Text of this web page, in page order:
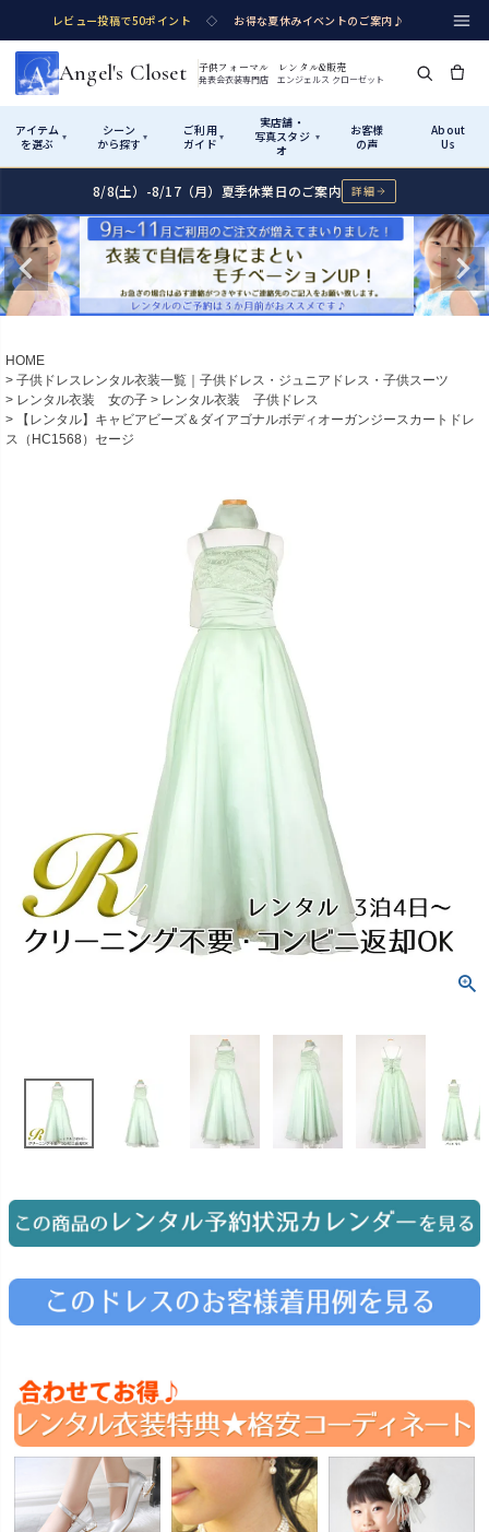
レビュー投稿で50ポイント ◇ お得な夏休みイベントのご案内♪
Angel's Closet 子供フォーマル レンタル&販売
発表会衣装専門店 エンジェルス クローゼット
アイテム
を選ぶ
▾
シーン
から探す ▾
ご利用
ガイド ▾
実店舗・
写真スタジ
オ
▾
お客様
の声
About
Us
Shop by Category アイテムから探す
カテゴリ詳細→ サイズで選ぶ→
Rentalレンタル
女の子ドレス
アウター
インナー・パニエ アクセサリー
ジュエリー 音楽雑貨
Shop by Occasion シーンから探す
性別・サイズで絞り込む→
発表会・コンクール
Wedding
結婚式
フラワーガール・リングボーイ・ゲ
スト
Graduation & Entrance
卒業式・入学式
きちんと感のあるフォーマル
Shichi-Go-San
3歳・5歳・7歳の晴れの日
How It Works ご利用ガイド
Startはじめに
01
02 サイズの選び方
測り方と目安
汚れ・キズ・破損の補償
ご購入・サポート
07 販売・共通のご案内
品質・返品・お手入れ
08 送料・お支払い
送料・決済方法
Visit Us 実店舗・写真スタジオ
実店舗 つくば店
茨城県土浦市大町14-16-1F
10:00–18:00（完全予約制）
店舗を予約する →
Photography
Angel's Photo Studio
予約 Web または お電話
特典 ヘアメイク・着付け
8/8(土）-8/17（月）夏季休業日のご案内 詳細
HOME
子供ドレスレンタル衣装一覧｜子供ドレス・ジュニアドレス・子供スーツ
レンタル衣装 女の子
レンタル衣装 子供ドレス
【レンタル】キャビアビーズ＆ダイアゴナルボディオーガンジースカートドレ
ス（HC1568）セージ